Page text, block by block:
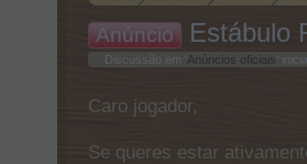
Anúncio Estábulo
Discussão em ' Anúncios oficiais '
Caro jogador,
Se queres estar